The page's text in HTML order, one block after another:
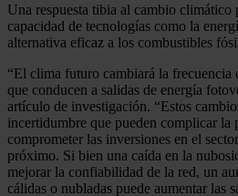
Una respuesta tibia al cambio
capacidad de tecnologías como la
alternativa eficaz a los combustibles
“El clima futuro cambiará la frecuencia
que conducen a salidas de energía
artículo de investigación. “Estos
incertidumbre que pueden complicar la
comprometer las inversiones en el
próximo. Si bien una caída en la
mejorar la confiabilidad de la red, un
cálidas o nubladas puede aumentar las